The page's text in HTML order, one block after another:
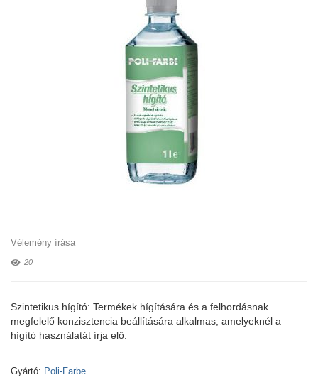
Vélemény írása
20
Szintetikus hígító: Termékek hígítására és a felhordásnak
megfelelő konzisztencia beállítására alkalmas, amelyeknél a
hígító használatát írja elő.
Gyártó: Poli-Farbe